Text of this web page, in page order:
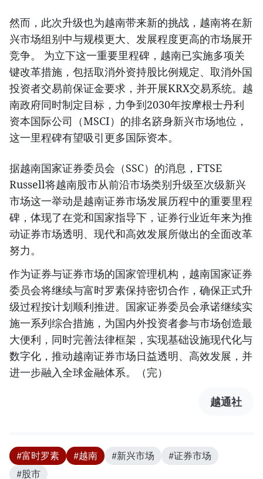
然而，此次升级也为越南带来新的挑战，越南将在新
兴市场组别中与规模更大、发展程度更高的市场展开
竞争。 为立下这一重要里程碑，越南已实施多项关
键改革措施，包括取消外资持股比例规定、取消外国
投资者交易前保证金要求，并开展KRX交易系统。越
南政府同时制定目标，力争到2030年按摩根士丹利
资本国际公司（MSCI）的排名跻身新兴市场地位，
这一里程碑有望吸引更多国际资本。
据越南国家证券委员会（SSC）的消息，FTSE
Russell将越南股市从前沿市场类别升级至次级新兴
市场这一举动是越南证券市场发展历程中的重要里程
碑，体现了在党和国家指导下，证券行业近年来为推
动证券市场透明、现代和高效发展所做出的全面改革
努力。
作为证券与证券市场的国家管理机构，越南国家证券
委员会将继续与富时罗素保持密切合作，确保正式升
级过程按计划顺利推进。国家证券委员会承诺继续实
施一系列综合措施，为国内外投资者参与市场创造最
大便利，同时完善法律框架，实现基础设施现代化与
数字化，推动越南证券市场日益透明、高效发展，并
进一步融入全球金融体系。（完）
越通社
#富时罗素 #越南 #新兴市场
#证券市场
#股市